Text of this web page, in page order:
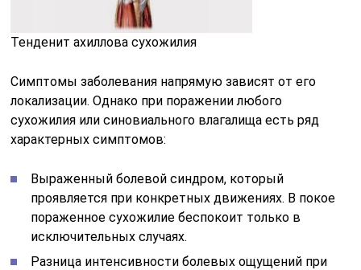
Тенденит ахиллова сухожилия
Симптомы заболевания напрямую зависят от его
локализации. Однако при поражении любого
сухожилия или синовиального влагалища есть ряд
характерных симптомов:
Выраженный болевой синдром, который
проявляется при конкретных движениях. В покое
пораженное сухожилие беспокоит только в
исключительных случаях.
Разница интенсивности болевых ощущений при